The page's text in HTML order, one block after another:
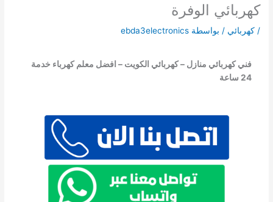
كهربائي الوفرة
/كهربائي / بواسطة ebda3electronics
فني كهربائي منازل – كهربائي الكويت – افضل معلم كهرباء خدمة
24 ساعة